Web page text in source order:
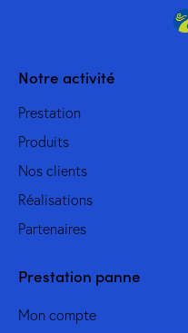
Notre activité
Prestation
Produits
Nos clients
Réalisations
Partenaires
Prestation panne
Mon compte